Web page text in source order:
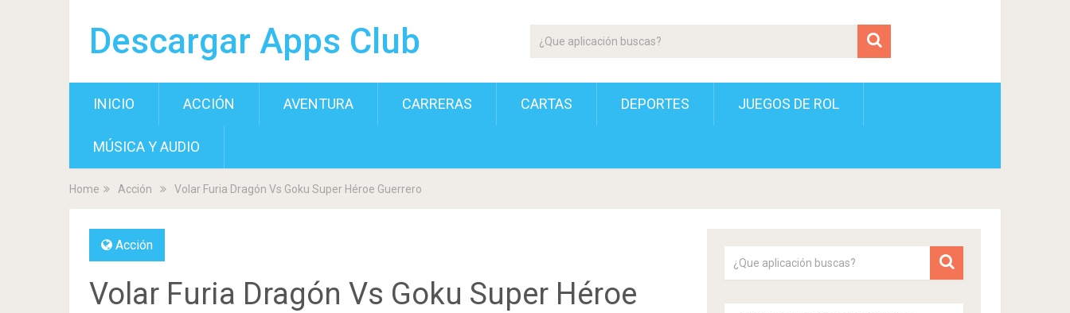
Descargar Apps Club
INICIO ACCIÓN AVENTURA CARRERAS CARTAS DEPORTES JUEGOS DE ROL
MÚSICA Y AUDIO
Home Acción Volar Furia Dragón Vs Goku Super Héroe Guerrero
Acción
Volar Furia Dragón Vs Goku Super Héroe